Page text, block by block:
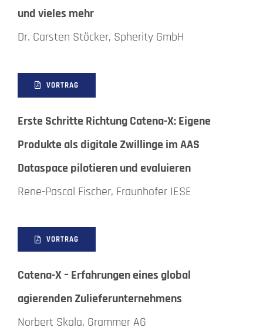
und vieles mehr
Dr. Carsten Stöcker, Spherity GmbH
VORTRAG
Erste Schritte Richtung Catena-X: Eigene
Produkte als digitale Zwillinge im AAS
Dataspace pilotieren und evaluieren
Rene-Pascal Fischer, Fraunhofer IESE
VORTRAG
Catena-X – Erfahrungen eines global
agierenden Zulieferunternehmens
Norbert Skala, Grammer AG